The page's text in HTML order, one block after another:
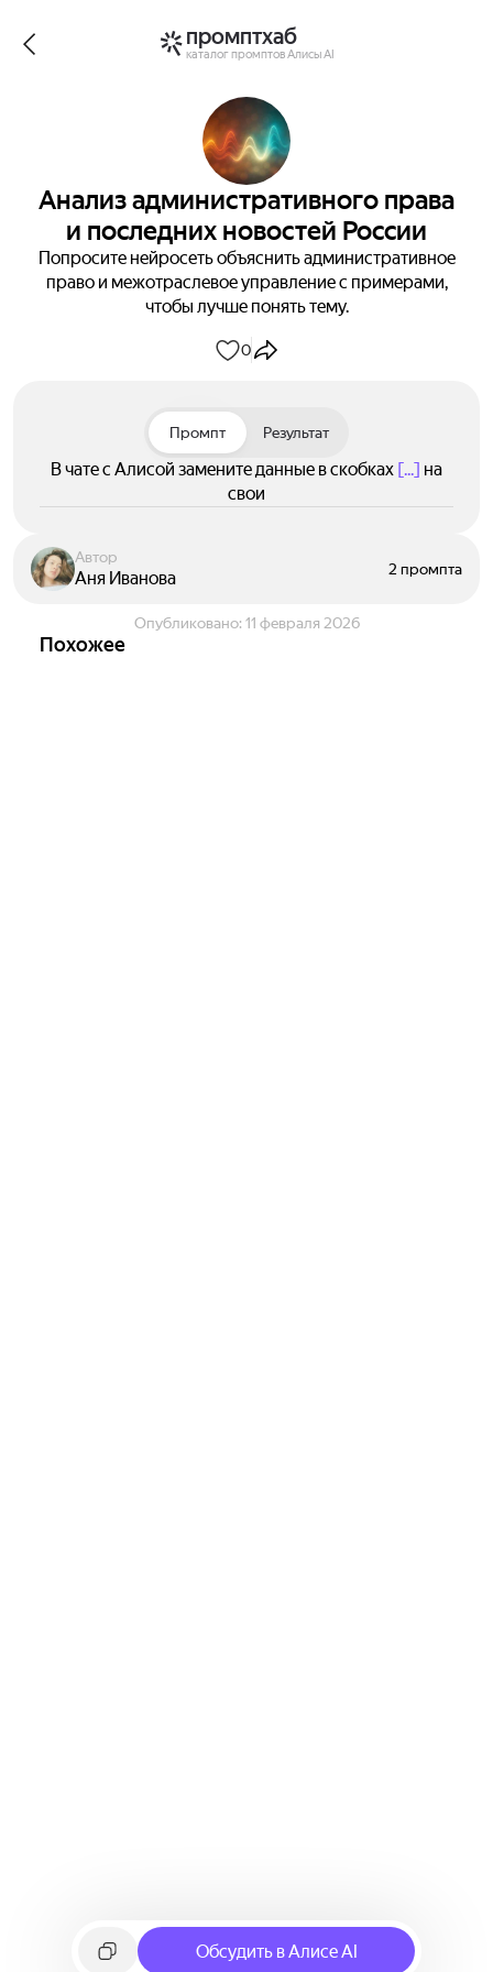
промптхаб
каталог промптов Алисы AI
Анализ административного права
и последних новостей России
Попросите нейросеть объяснить административное
право и межотраслевое управление с примерами,
чтобы лучше понять тему.
0
Промпт Результат
В чате с Алисой замените данные в скобках [...] на
свои
Автор
Аня Иванова 2 промпта
Опубликовано: 11 февраля 2026
Похожее
Обсудить в Алисе AI